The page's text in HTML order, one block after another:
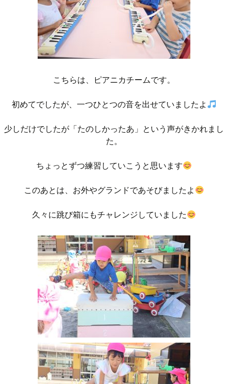
こちらは、ピアニカチームです。
初めてでしたが、一つひとつの音を出せていましたよ
少しだけでしたが「たのしかったあ」という声がきかれまし
た。
ちょっとずつ練習していこうと思います
このあとは、お外やグランドであそびましたよ
久々に跳び箱にもチャレンジしていました